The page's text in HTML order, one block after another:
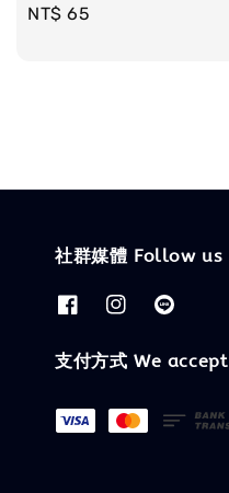
Regular
NT$ 65
社群媒體 Follow us
支付方式 We accept